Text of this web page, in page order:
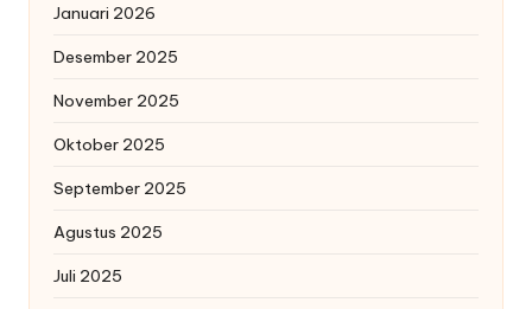
Januari 2026
Desember 2025
November 2025
Oktober 2025
September 2025
Agustus 2025
Juli 2025